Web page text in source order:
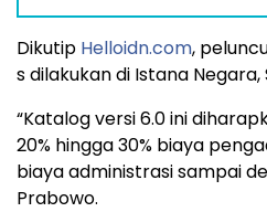
Dikutip Helloidn.com,
s dilakukan di Istana Negara,
“Katalog versi 6.0 ini
20% hingga 30% biaya
biaya administrasi sampai
Prabowo.